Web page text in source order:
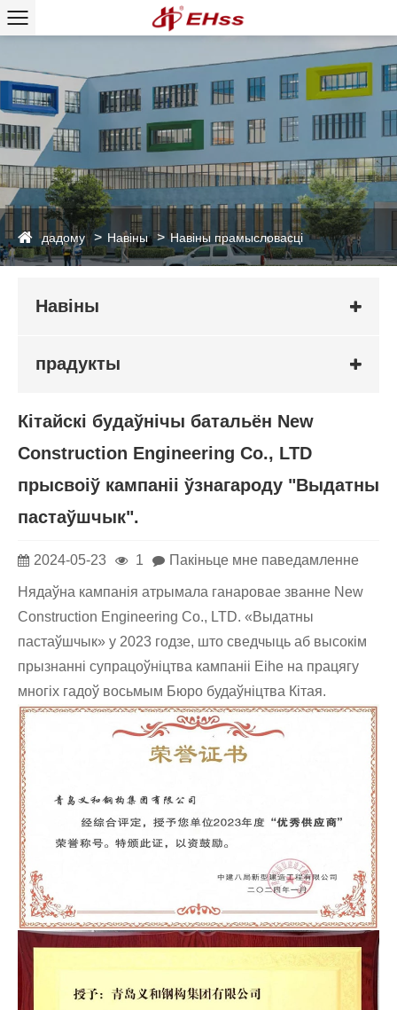
дадому Навіны Навіны прамысловасці
Навіны
прадукты
Кітайскі будаўнічы батальён New
Construction Engineering Co., LTD
прысвоіў кампаніі ўзнагароду "Выдатны
пастаўшчык".
2024-05-23 1 Пакіньце мне паведамленне
Нядаўна кампанія атрымала ганаровае званне New
Construction Engineering Co., LTD. «Выдатны
пастаўшчык» у 2023 годзе, што сведчыць аб высокім
прызнанні супрацоўніцтва кампаніі Eihe на працягу
многіх гадоў восьмым Бюро будаўніцтва Кітая.